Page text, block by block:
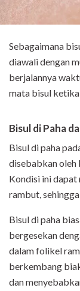
Sebagaimana
diawali dengan
berjalannya
mata bisul ketika
Bisul di Paha
Bisul di paha
disebabkan
Kondisi ini
rambut,
Bisul di paha
bergesekan
dalam folikel
berkembang
dan